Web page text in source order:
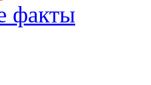
факты